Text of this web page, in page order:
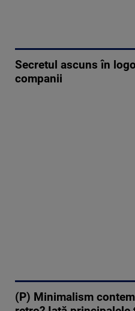
Secretul ascuns în
companii
(P) Minimalism